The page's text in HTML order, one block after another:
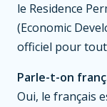
le Residence
(Economic
officiel pour
Parle-t-on
Oui, le français